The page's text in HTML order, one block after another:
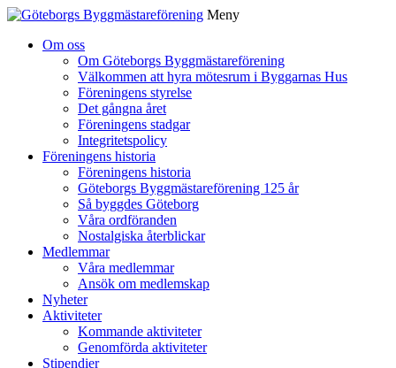
Meny
Om oss
Om Göteborgs Byggmästareförening
Välkommen att hyra mötesrum i Byggarnas Hus
Föreningens styrelse
Det gångna året
Föreningens stadgar
Integritetspolicy
Föreningens historia
Föreningens historia
Göteborgs Byggmästareförening 125 år
Så byggdes Göteborg
Våra ordföranden
Nostalgiska återblickar
Medlemmar
Våra medlemmar
Ansök om medlemskap
Nyheter
Aktiviteter
Kommande aktiviteter
Genomförda aktiviteter
Stipendier